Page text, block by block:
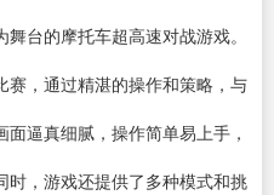
台的摩托车超高速对战游戏。
赛，通过精湛的操作和策略，与
逼真细腻，操作简单易上手，
时，游戏还提供了多种模式和挑